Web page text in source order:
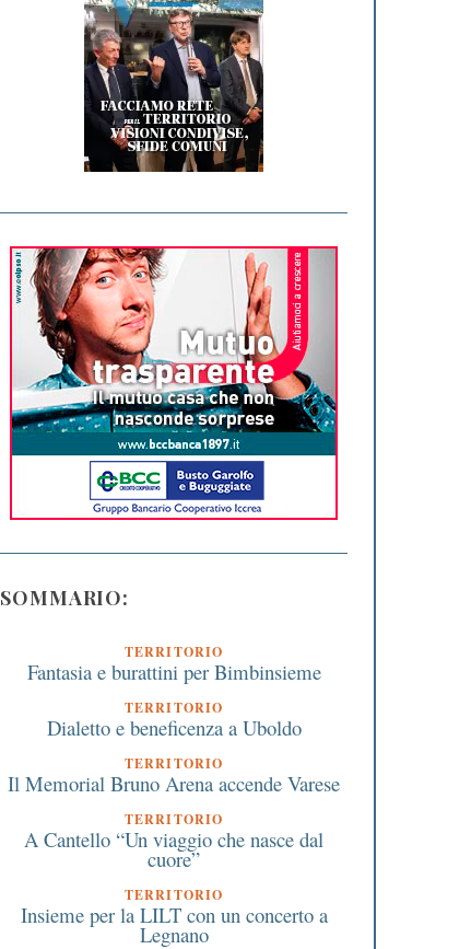
SOMMARIO:
TERRITORIO
Fantasia e burattini per Bimbinsieme
TERRITORIO
Dialetto e beneficenza a Uboldo
TERRITORIO
Il Memorial Bruno Arena accende Varese
TERRITORIO
A Cantello “Un viaggio che nasce dal
cuore”
TERRITORIO
Insieme per la LILT con un concerto a
Legnano